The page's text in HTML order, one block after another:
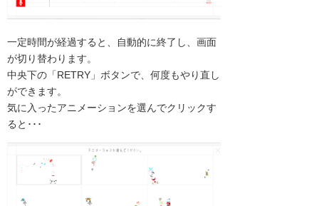
一定時間が経過すると、自動的に終了し、画面
が切り替わります。
中央下の「RETRY」ボタンで、何度もやり直し
ができます。
気に入ったアニメーションを選んでクリックす
ると･･･